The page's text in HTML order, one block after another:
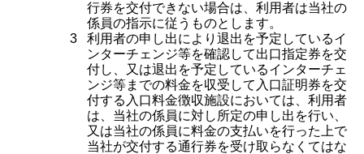
行券を交付できない場合は、利用者は当社の
係員の指示に従うものとします。
3 利用者の申し出により退出を予定しているイ
ンターチェンジ等を確認して出口指定券を交
付し、又は退出を予定しているインターチェ
ンジ等までの料金を収受して入口証明券を交
付する入口料金徴収施設においては、利用者
は、当社の係員に対し所定の申し出を行い、
又は当社の係員に料金の支払いを行った上で
当社が交付する通行券を受け取らなくてはな